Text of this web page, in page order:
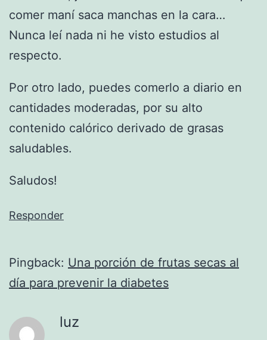
comer maní saca manchas en la cara…
Nunca leí nada ni he visto estudios al
respecto.
Por otro lado, puedes comerlo a diario en
cantidades moderadas, por su alto
contenido calórico derivado de grasas
saludables.
Saludos!
Responder
Pingback: Una porción de frutas secas al
día para prevenir la diabetes
luz